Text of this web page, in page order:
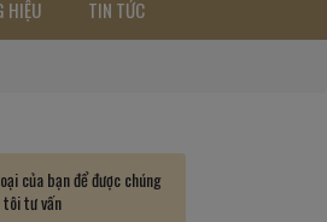
HIỆU TIN TỨC
của bạn để được chúng
tôi tư vấn